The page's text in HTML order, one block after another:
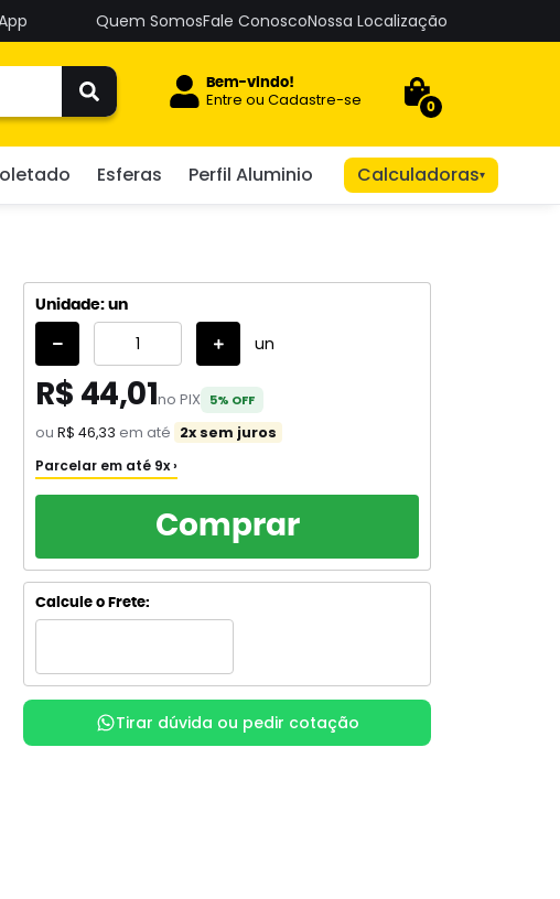
Quem SomosFale ConoscoNossa Localização
Bem-vindo!
Entre ouCadastre-se 0
Esferas Perfil Aluminio Calculadoras▾
Unidade: un
un
R$ 44,01no PIX 5% OFF
ouR$ 46,33 em até 2x sem juros
Parcelar em até 9x ›
2xde R$ 23,16 R$ 46,33
R$ 51,59
com juros
5xde R$ 10,59 R$ 52,96
com juros
Comprar
Calcule o Frete:
Tirar dúvida ou pedir cotação